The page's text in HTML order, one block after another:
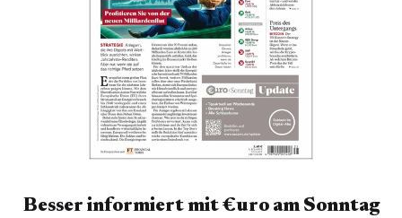
Besser informiert mit €uro am Sonntag